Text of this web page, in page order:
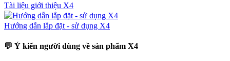
Tài liệu giới thiệu X4
Hướng dẫn lắp đặt - sử dụng X4
💬 Ý kiến người dùng về sản phẩm X4